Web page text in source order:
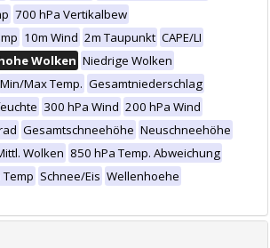
700 hPa Vertikalbew
10m Wind 2m Taupunkt CAPE/LI
Wolken Niedrige Wolken
Min/Max Temp. Gesamtniederschlag
300 hPa Wind 200 hPa Wind
Gesamtschneehöhe Neuschneehöhe
Wolken 850 hPa Temp. Abweichung
Temp Schnee/Eis Wellenhoehe